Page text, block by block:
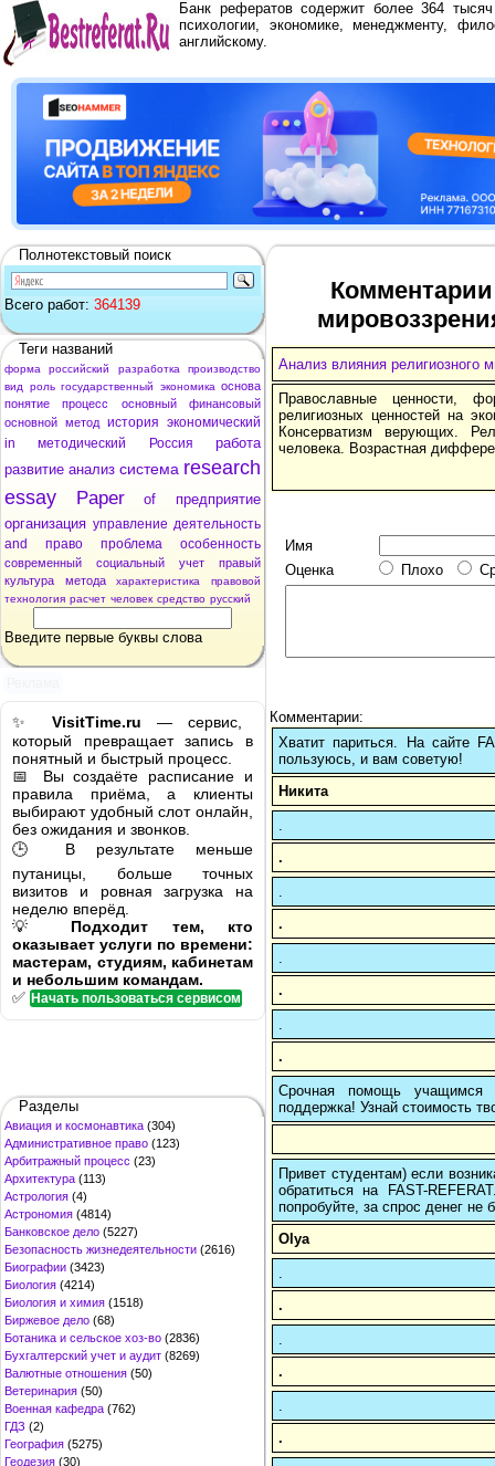
Банк рефератов содержит более 364
психологии, экономике, менеджменту,
английскому.
Полнотекстовый поиск
Всего работ: 364139
Теги названий
форма российский разработка
производство
вид
роль государственный экономика основа
понятие
процесс основный
финансовый
основной метод история экономический
in
методический Россия
работа
развитие анализ система research
essay
Paper of
предприятие
организация управление деятельность
and
право проблема особенность
современный социальный учет
правый
культура
метода характеристика
правовой
технология расчет человек средство русский
Введите первые буквы слова
✨ VisitTime.ru — сервис,
который превращает запись в
понятный и быстрый процесс.
📅 Вы создаёте расписание и
правила приёма, а клиенты
выбирают удобный слот онлайн,
без ожидания и звонков.
🕒 В результате меньше
путаницы, больше точных
визитов и ровная загрузка на
неделю вперёд.
💡 Подходит тем, кто
оказывает услуги по времени:
мастерам, студиям, кабинетам
и небольшим командам.
✅ Начать пользоваться сервисом
Разделы
Авиация и космонавтика (304)
Административное право (123)
Арбитражный процесс (23)
Архитектура (113)
Астрология (4)
Астрономия (4814)
Банковское дело (5227)
Безопасность жизнедеятельности (2616)
Биографии (3423)
Биология (4214)
Биология и химия (1518)
Биржевое дело (68)
Ботаника и сельское хоз-во (2836)
Бухгалтерский учет и аудит (8269)
Валютные отношения (50)
Ветеринария (50)
Военная кафедра (762)
ГДЗ (2)
География (5275)
Геодезия (30)
Анализ влияния религиозного
Православные ценности,
религиозных ценностей на
Консерватизм верующих.
человека. Возрастная
Имя
Оценка
Плохо
Комментарии:
Хватит париться. На сайте
пользуюсь, и вам советую!
Никита
.
.
.
.
Срочная помощь учащимся в
поддержка! Узнай стоимость
Привет студентам) если
обратиться на FAST-
попробуйте, за спрос денег не
Olya
.
.
.